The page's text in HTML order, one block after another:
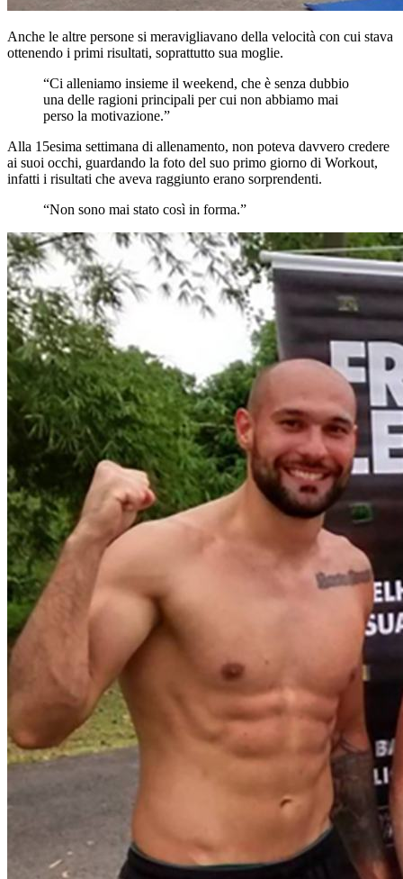
Anche le altre persone si meravigliavano della velocità con cui stava
ottenendo i primi risultati, soprattutto sua moglie.
“Ci alleniamo insieme il weekend, che è senza dubbio
una delle ragioni principali per cui non abbiamo mai
perso la motivazione.”
Alla 15esima settimana di allenamento, non poteva davvero credere
ai suoi occhi, guardando la foto del suo primo giorno di Workout,
infatti i risultati che aveva raggiunto erano sorprendenti.
“Non sono mai stato così in forma.”